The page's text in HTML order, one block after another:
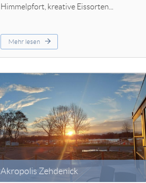
Himmelpfort, kreative Eissorten...
Mehr lesen
Akropolis Zehdenick